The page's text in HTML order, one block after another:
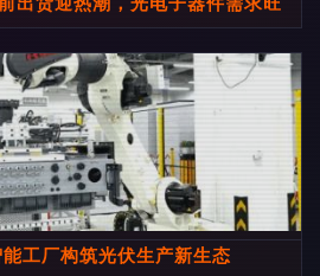
工厂构筑光伏生产新生态